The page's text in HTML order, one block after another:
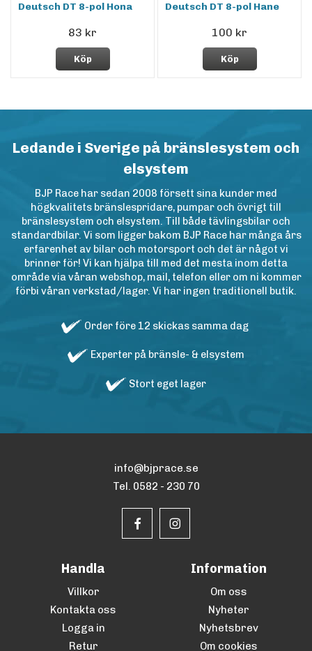
Deutsch DT 8-pol Hona
83 kr
Köp
Deutsch DT 8-pol Hane
100 kr
Köp
Ledande i Sverige på bränslesystem och
elsystem
BJP Race har sedan 2008 försett sina kunder med
högkvalitets bränslespridare, pumpar och övrigt till
bränslesystem och elsystem. Till både tävlingsbilar och
standardbilar. Vi som ligger bakom BJP Race har många års
erfarenhet av bilar och motorsport och det är något vi
brinner för! Vi kan hjälpa till med det mesta inom detta
område via våran webshop, mail, telefon eller om ni kommer
förbi våran verkstad/lager. Vi har ingen traditionell butik.
Order före 12 skickas samma dag
Experter på bränsle- & elsystem
Stort eget lager
info@bjprace.se
Tel. 0582 - 230 70
Handla
Villkor
Kontakta oss
Logga in
Retur
Information
Om oss
Nyheter
Nyhetsbrev
Om cookies